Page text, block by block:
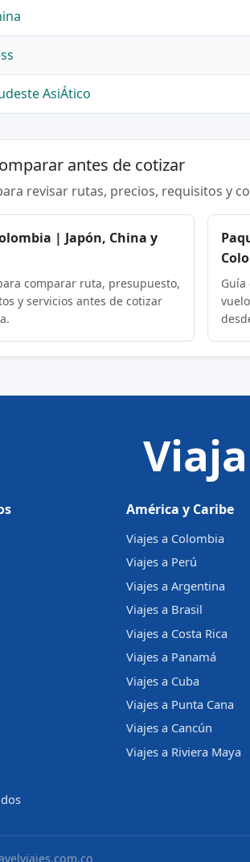
AsiÁtico
antes de cotizar
revisar rutas, precios, requisitos y
| Japón, China y
comparar ruta, presupuesto,
y servicios antes de cotizar
América y Caribe
Viajes a Colombia
Viajes a Perú
Viajes a Argentina
Viajes a Brasil
Viajes a Costa Rica
Viajes a Panamá
Viajes a Cuba
Viajes a Punta Cana
Viajes a Cancún
Viajes a Riviera Maya